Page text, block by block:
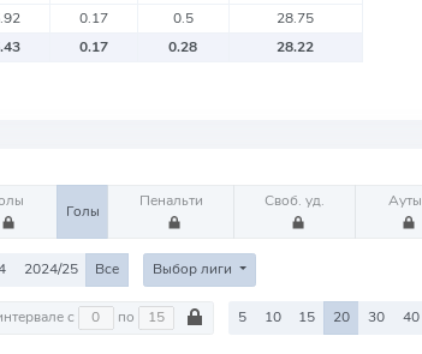
0.17 0.5
28.75
0.17 0.28 28.22
Голы
Пенальти Своб. уд. Ауты
2024/25 Все Выбор лиги
На интервале с по 5 10 15 20 30 40